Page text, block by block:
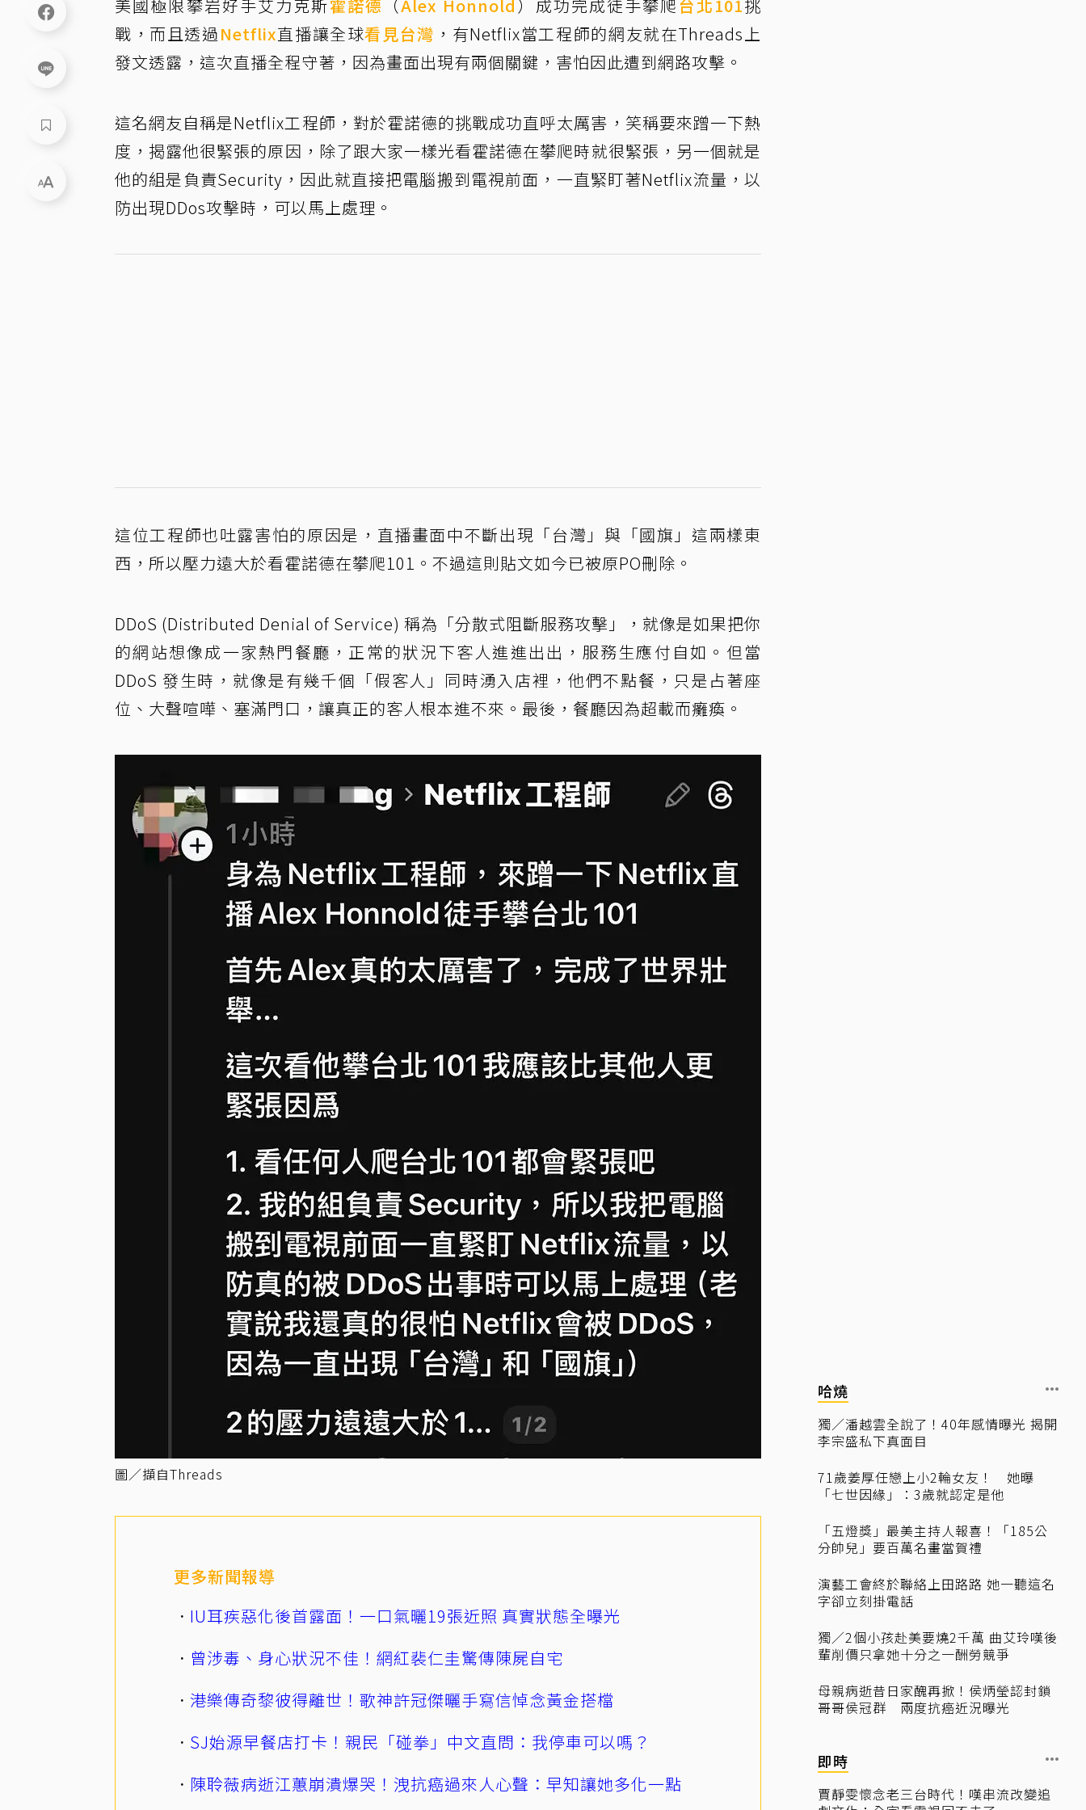
美國極限攀岩好手艾力克斯霍諾德 （Alex Honnold ）成功完成徒手攀爬台北101挑
戰，而且透過Netflix直播讓全球看見台灣 ，有Netflix當工程師的網友就在Threads上
發文透露，這次直播全程守著，因為畫面出現有兩個關鍵，害怕因此遭到網路攻擊。
這名網友自稱是Netflix工程師，對於霍諾德的挑戰成功直呼太厲害，笑稱要來蹭一下熱
度，揭露他很緊張的原因，除了跟大家一樣光看霍諾德在攀爬時就很緊張，另一個就是
他的組是負責Security，因此就直接把電腦搬到電視前面，一直緊盯著Netflix流量，以
防出現DDos攻擊時，可以馬上處理。
這位工程師也吐露害怕的原因是，直播畫面中不斷出現「台灣」與「國旗」這兩樣東
西，所以壓力遠大於看霍諾德在攀爬101。不過這則貼文如今已被原PO刪除。
DDoS (Distributed Denial of Service) 稱為「分散式阻斷服務攻擊」，就像是如果把你
的網站想像成一家熱門餐廳，正常的狀況下客人進進出出，服務生應付自如。但當
DDoS 發生時，就像是有幾千個「假客人」同時湧入店裡，他們不點餐，只是占著座
位、大聲喧嘩、塞滿門口，讓真正的客人根本進不來。最後，餐廳因為超載而癱瘓。
圖／擷自Threads
更多新聞報導
IU耳疾惡化後首露面！一口氣曬19張近照 真實狀態全曝光
曾涉毒、身心狀況不佳！網紅裴仁圭驚傳陳屍自宅
港樂傳奇黎彼得離世！歌神許冠傑曬手寫信悼念黃金搭檔
SJ始源早餐店打卡！親民「碰拳」中文直問：我停車可以嗎？
陳聆薇病逝江蕙崩潰爆哭！洩抗癌過來人心聲：早知讓她多化一點
哈燒
獨／潘越雲全說了！40年感情曝光 揭開
李宗盛私下真面目
71歲姜厚任戀上小2輪女友！ 她曝
「七世因緣」：3歲就認定是他
「五燈獎」最美主持人報喜！「185公
分帥兒」要百萬名畫當賀禮
演藝工會終於聯絡上田路路 她一聽這名
字卻立刻掛電話
獨／2個小孩赴美要燒2千萬 曲艾玲嘆後
輩削價只拿她十分之一酬勞競爭
母親病逝昔日家醜再掀！侯炳瑩認封鎖
哥哥侯冠群 兩度抗癌近況曝光
即時
賈靜雯懷念老三台時代！嘆串流改變追